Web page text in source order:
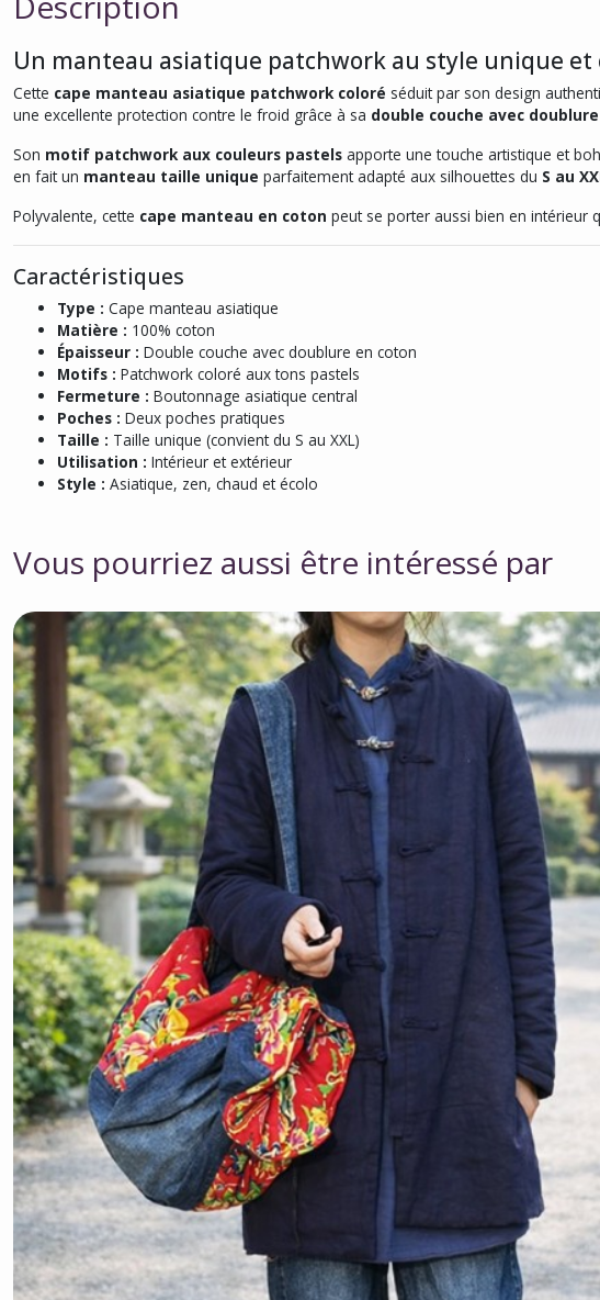
Un manteau asiatique patchwork au style unique et
Cette cape manteau asiatique patchwork coloré séduit par son design
une excellente protection contre le froid grâce à sa double couche avec
Son motif patchwork aux couleurs pastels apporte une touche artistique et
en fait un manteau taille unique parfaitement adapté aux silhouettes du S au
Polyvalente, cette cape manteau en coton peut se porter aussi bien en intérieur
Caractéristiques
Type : Cape manteau asiatique
Matière : 100% coton
Épaisseur : Double couche avec doublure en coton
Motifs : Patchwork coloré aux tons pastels
Fermeture : Boutonnage asiatique central
Poches : Deux poches pratiques
Taille : Taille unique (convient du S au XXL)
Utilisation : Intérieur et extérieur
Style : Asiatique, zen, chaud et écolo
Vous pourriez aussi être intéressé par